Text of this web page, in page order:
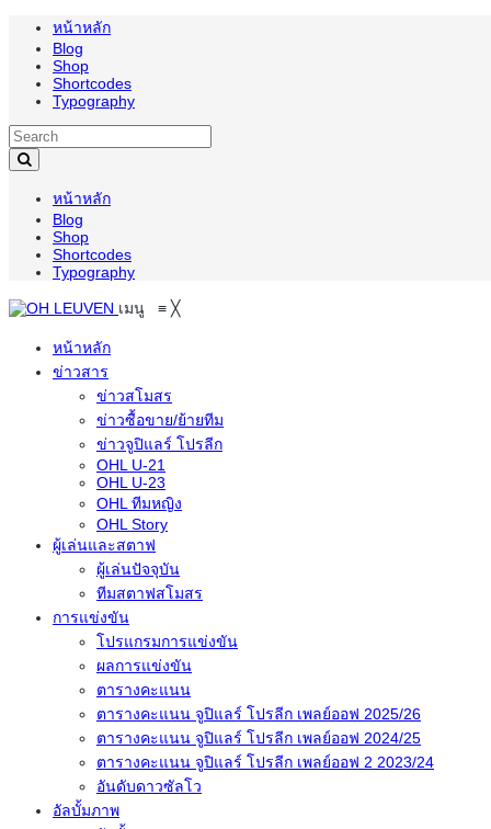
หน้าหลัก
Blog
Shop
Shortcodes
Typography
หน้าหลัก
Blog
Shop
Shortcodes
Typography
เมนู ≡ ╳
หน้าหลัก
ข่าวสาร
ข่าวสโมสร
ข่าวซื้อขาย/ย้ายทีม
ข่าวจูปิแลร์ โปรลีก
OHL U-21
OHL U-23
OHL ทีมหญิง
OHL Story
ผู้เล่นและสตาฟ
ผู้เล่นปัจจุบัน
ทีมสตาฟสโมสร
การแข่งขัน
โปรแกรมการแข่งขัน
ผลการแข่งขัน
ตารางคะแนน
ตารางคะแนน จูปิแลร์ โปรลีก เพลย์ออฟ 2025/26
ตารางคะแนน จูปิแลร์ โปรลีก เพลย์ออฟ 2024/25
ตารางคะแนน จูปิแลร์ โปรลีก เพลย์ออฟ 2 2023/24
อันดับดาวซัลโว
อัลบั้มภาพ